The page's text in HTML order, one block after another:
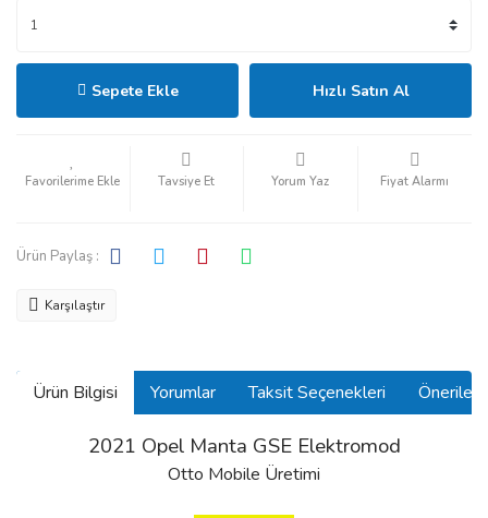
Sepete Ekle Hızlı Satın Al
Tavsiye Et Yorum Yaz Fiyat Alarmı
Ürün Paylaş :
Karşılaştır
Ürün Bilgisi Yorumlar Taksit Seçenekleri
2021 Opel Manta GSE Elektromod
Otto Mobile Üretimi